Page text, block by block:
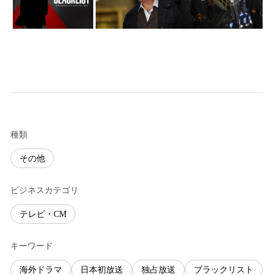
種類
その他
ビジネスカテゴリ
テレビ・CM
キーワード
海外ドラマ 日本初放送 独占放送 ブラックリスト